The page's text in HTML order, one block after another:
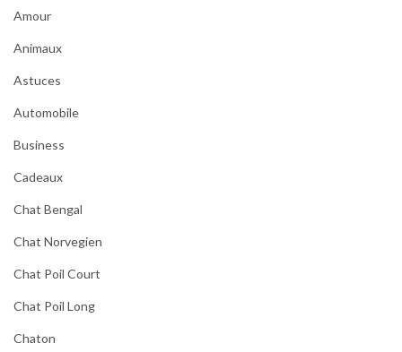
Amour
Animaux
Astuces
Automobile
Business
Cadeaux
Chat Bengal
Chat Norvegien
Chat Poil Court
Chat Poil Long
Chaton